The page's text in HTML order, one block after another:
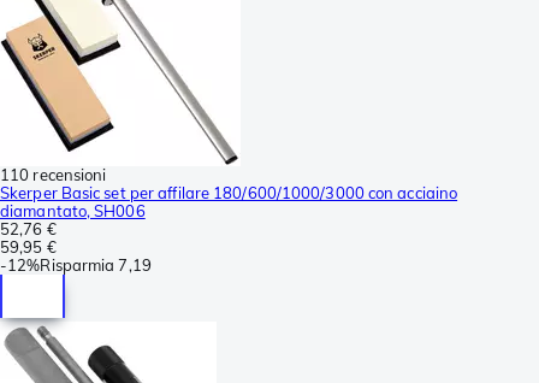
110 recensioni
Skerper Basic set per affilare 180/600/1000/3000 con acciaino
diamantato, SH006
52,76 €
59,95 €
-12%Risparmia 7,19